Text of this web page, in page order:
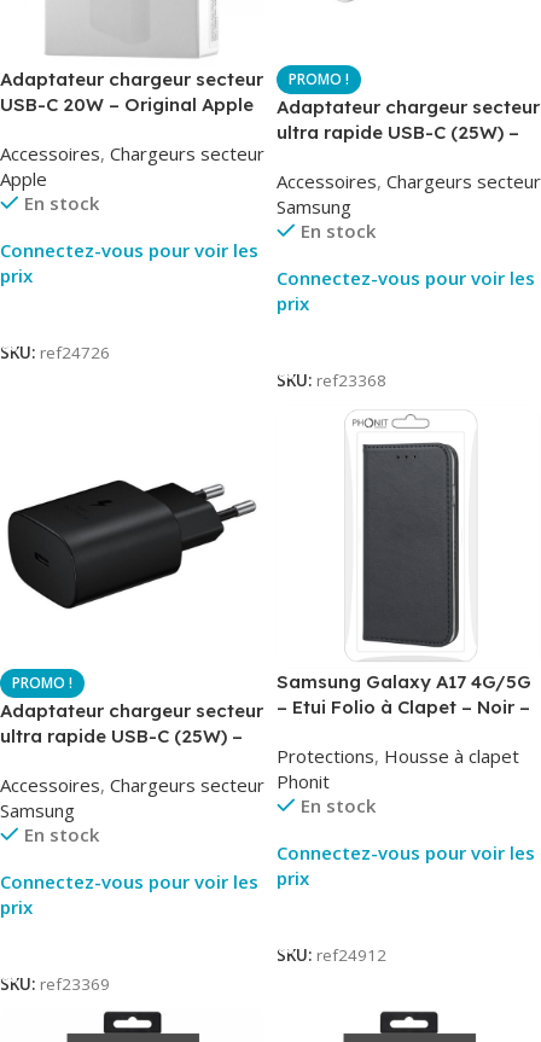
Adaptateur chargeur secteur
USB-C 20W – Original Apple
Original
Accessoires, Chargeurs secteur
Apple
En stock
Connectez-vous pour voir les
prix
SKU: ref24726
Adaptateur chargeur secteur
ultra rapide USB-C (25W) –
EP-TA800
Accessoires, Chargeurs secteur
Samsung
En stock
Connectez-vous pour voir les
prix
SKU: ref23368
Adaptateur chargeur secteur
ultra rapide USB-C (25W) –
TA800
Accessoires, Chargeurs secteur
Samsung
En stock
Connectez-vous pour voir les
prix
SKU: ref23369
Samsung Galaxy A17 4G/5G
– Etui Folio à Clapet – Noir –
Protections, Housse à clapet
Phonit
En stock
Connectez-vous pour voir les
prix
SKU: ref24912